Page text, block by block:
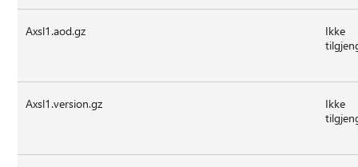
Axsl1.aod.gz
Ikke
Axsl1.version.gz
Ikke